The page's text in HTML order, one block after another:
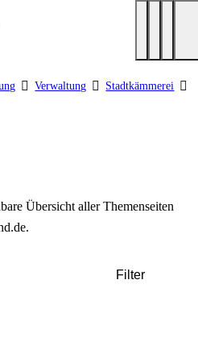
Verwaltung Stadtkämmerei
Übersicht aller Themenseiten
Filter